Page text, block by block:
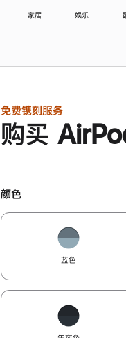
家居 娱乐
免费镌刻服务
购买
颜色
蓝色